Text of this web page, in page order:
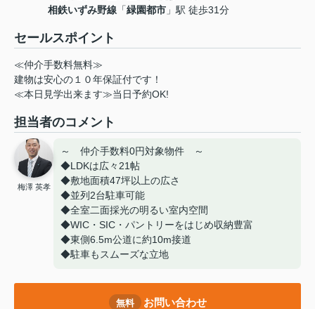
相鉄いずみ野線 「緑園都市 」駅 徒歩31分
セールスポイント
≪仲介手数料無料≫
建物は安心の１０年保証付です！
≪本日見学出来ます≫当日予約OK!
担当者のコメント
梅澤 英孝
～ 仲介手数料0円対象物件 ～
◆LDKは広々21帖
◆敷地面積47坪以上の広さ
◆並列2台駐車可能
◆全室二面採光の明るい室内空間
◆WIC・SIC・パントリーをはじめ収納豊富
◆東側6.5m公道に約10m接道
◆駐車もスムーズな立地
無料 お問い合わせ